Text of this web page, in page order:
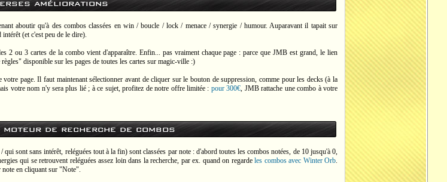
améliorations
aboutir qu'à des combos classées en win / boucle / lock / menace / synergie / humour. Auparavant il tapait sur
(et c'est peu de le dire).
2 ou 3 cartes de la combo vient d'apparaître. Enfin... pas vraiment chaque page : parce que JMB est grand, le lien
disponible sur les pages de toutes les cartes sur magic-ville :)
page. Il faut maintenant sélectionner avant de cliquer sur le bouton de suppression, comme pour les decks (à la
votre nom n'y sera plus lié ; à ce sujet, profitez de notre offre limitée : pour 300€ , JMB rattache une combo à votre
de recherche de combos
sont sans intérêt, reléguées tout à la fin) sont classées par note : d'abord toutes les combos notées, de 10 jusqu'à 0,
qui se retrouvent reléguées assez loin dans la recherche, par ex. quand on regardeles combos avec Winter Orb
en cliquant sur "Note".